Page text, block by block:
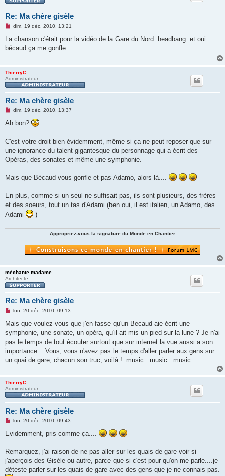
Re: Ma chère gisèle
M
s
a
n
o
n
l
u
dim. 19 déc. 2010, 13:21
La chanson c'était pour la vidéo de la Gare du Nord :headbang: et oui
bécaud ça me gonfle
ThierryC
Administrateur
Re: Ma chère gisèle
M
s
g
n
o
n
u
dim. 19 déc. 2010, 13:37
Ah bon?
C'est votre droit bien évidemment, même si ça ne peut reposer que sur
une ignorance du talent gigantesque du personnage qui a écrit des
Opéras, des sonates et même une symphonie.
Mais que Bécaud vous gonfle et pas Adamo, alors là....
En plus, comme si un seul ne suffisait pas, ils sont plusieurs, des frères
et des soeurs, tout un tas d'Adami (ben oui, il est italien, un Adamo, des
Adami
)
Appropriez-vous la signature du Monde en Chantier
méchante madame
Architecte
Re: Ma chère gisèle
M
s
a
g
n
o
u
lun. 20 déc. 2010, 09:13
Mais que voulez-vous que j'en fasse qu'un Becaud aie écrit une
symphonie, une sonate, un opéra, qu'il ait mis un pied sur la lune ? Je n'ai
pas le temps de tout écouter surtout que sur internet la vue aussi a son
importance... Vous, vous n'avez pas le temps d'aller parler aux gens sur
un quai de gare, chacun son truc, voilà ! :music: :music: :music:
ThierryC
Administrateur
Re: Ma chère gisèle
M
s
g
n
o
n
lun. 20 déc. 2010, 09:43
Evidemment, pris comme ça....
Remarquez, j'ai raison de ne pas aller sur les quais de gare voir si
j'aperçois des Gisèle ou autre, parce que si c'est pour qu'on me parle....je
déteste parler sur les quais de gare avec des gens que je ne connais pas.